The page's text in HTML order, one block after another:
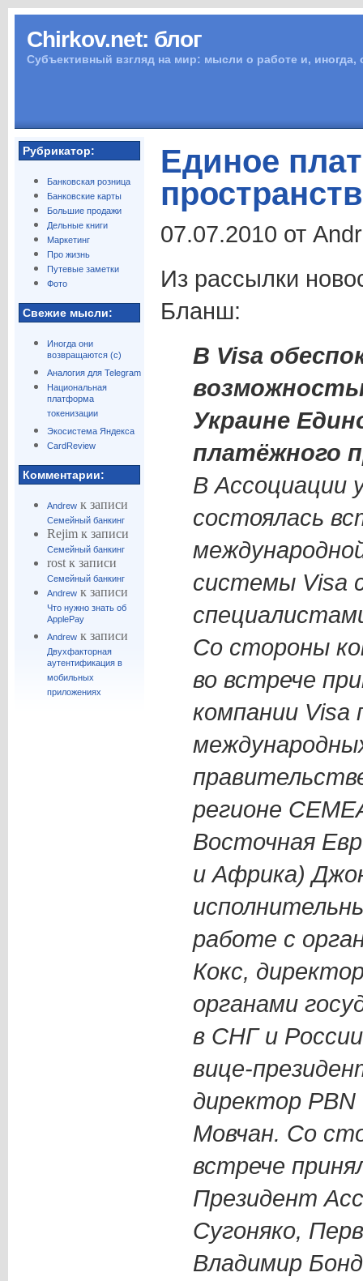
Chirkov.net: блог
Субъективный взгляд на мир: мысли о работе и,
Рубрикатор:
Банковская розница
Банковские карты
Большие продажи
Дельные книги
Маркетинг
Про жизнь
Путевые заметки
Фото
Свежие мысли:
Иногда они
возвращаются (с)
Аналогия для Telegram
Национальная
платформа
токенизации
Экосистема Яндекса
CardReview
Комментарии:
Andrewк записи
Семейный банкинг
Rejimк записи
Семейный банкинг
rostк записи
Семейный банкинг
Andrewк записи
Что нужно знать об
ApplePay
Andrewк записи
Двухфакторная
аутентификация в
мобильных
приложениях
Единое
07.07.2010 от
Из рассылки
Бланш:
В Visa
Украине
платёжного
В Ассоциации
состоялась
системы Vіsa
Со стороны
во встрече
компании Vіsa
регионе
Восточная
и Африка)
работе с
Кокс,
органами
в СНГ и
вице-
директор
Мовчан. Со
встрече
Президент
Сугоняко,
Владимир